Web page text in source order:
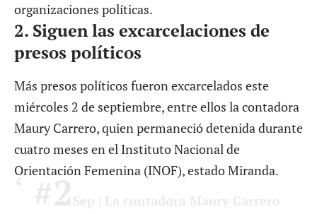
organizaciones políticas.
2. Siguen las excarcelaciones de
presos políticos
Más presos políticos fueron excarcelados este
miércoles 2 de septiembre, entre ellos la contadora
Maury Carrero, quien permaneció detenida durante
cuatro meses en el Instituto Nacional de
Orientación Femenina (INOF), estado Miranda.